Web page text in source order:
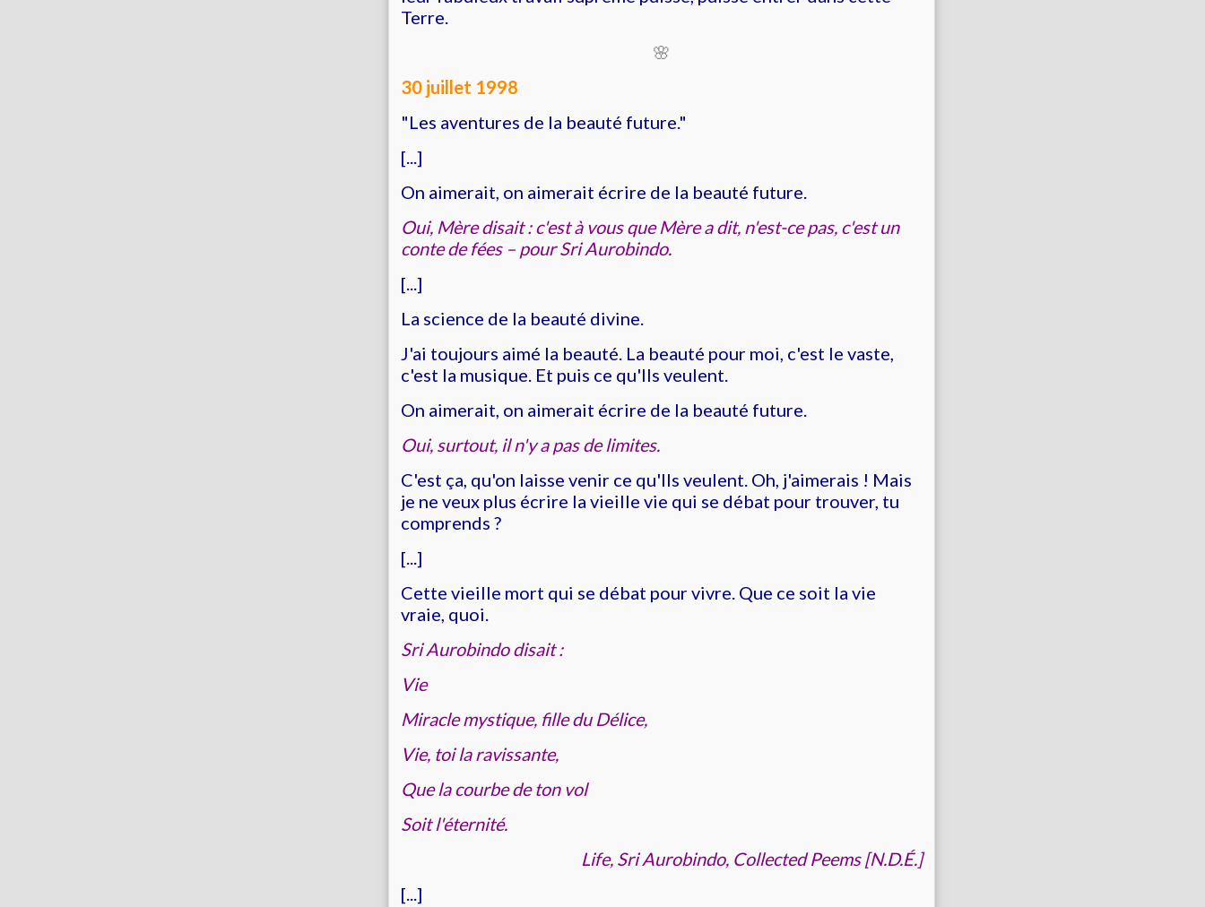
Terre.
🌸
30 juillet 1998
"Les aventures de la beauté future."
[...]
On aimerait, on aimerait écrire de la beauté future.
Oui, Mère disait : c'est à vous que Mère a dit, n'est-ce pas, c'est un
conte de fées – pour Sri Aurobindo.
[...]
La science de la beauté divine.
J'ai toujours aimé la beauté. La beauté pour moi, c'est le vaste,
c'est la musique. Et puis ce qu'Ils veulent.
On aimerait, on aimerait écrire de la beauté future.
Oui, surtout, il n'y a pas de limites.
C'est ça, qu'on laisse venir ce qu'Ils veulent. Oh, j'aimerais ! Mais
je ne veux plus écrire la vieille vie qui se débat pour trouver, tu
comprends ?
[...]
Cette vieille mort qui se débat pour vivre. Que ce soit la vie
vraie, quoi.
Sri Aurobindo disait :
Vie
Miracle mystique, fille du Délice,
Vie, toi la ravissante,
Que la courbe de ton vol
Soit l'éternité.
Life, Sri Aurobindo, Collected Peems [N.D.É.]
[...]